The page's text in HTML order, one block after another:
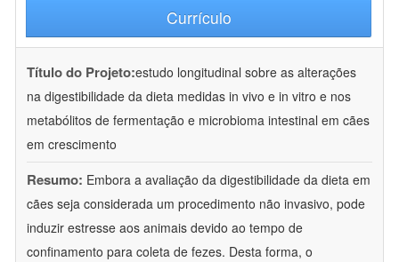
Currículo
Título do Projeto:estudo longitudinal sobre as alterações
na digestibilidade da dieta medidas in vivo e in vitro e nos
metabólitos de fermentação e microbioma intestinal em cães
em crescimento
Resumo: Embora a avaliação da digestibilidade da dieta em
cães seja considerada um procedimento não invasivo, pode
induzir estresse aos animais devido ao tempo de
confinamento para coleta de fezes. Desta forma, o